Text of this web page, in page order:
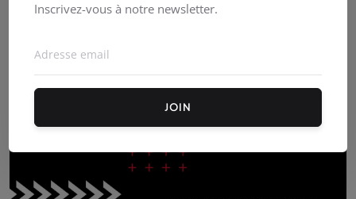
Indie-Clips Original Interview - Donavan Richard
Donavan RichardAvr. 01, 2024
Inscrivez-vous à notre newsletter.
JOIN